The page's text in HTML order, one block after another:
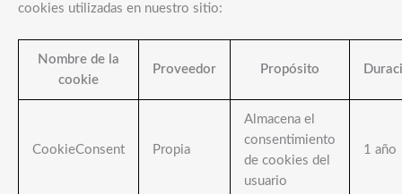
cookies utilizadas en nuestro sitio:
Nombre de la
cookie
Proveedor Propósito
CookieConsent Propia
Almacena el
consentimiento
de cookies del
usuario
1 año